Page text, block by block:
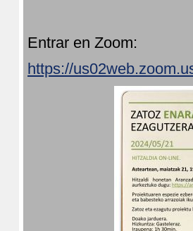
Entrar en Zoom:
https://